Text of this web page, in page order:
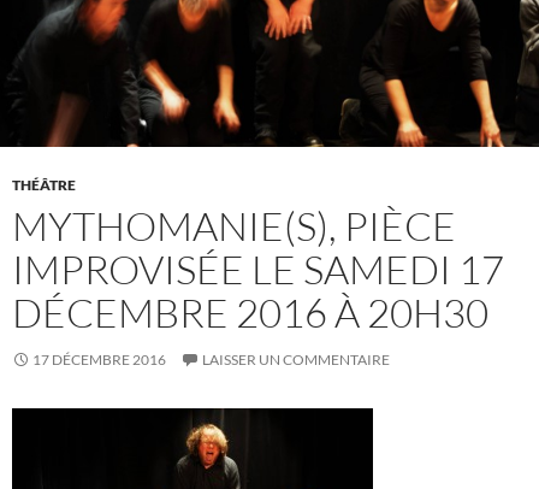
THÉÂTRE
MYTHOMANIE(S), PIÈCE
IMPROVISÉE LE SAMEDI 17
DÉCEMBRE 2016 À 20H30
17 DÉCEMBRE 2016 LAISSER UN COMMENTAIRE